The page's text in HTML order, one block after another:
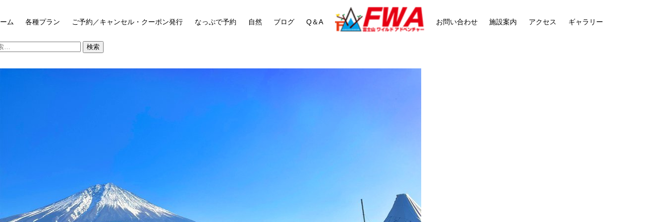
ム 各種プラン ご予約／キャンセル・クーポン発行 なっぷで予約 自然 ブログ Q＆A お問い合わせ 施設案内 アクセス ギャラリー